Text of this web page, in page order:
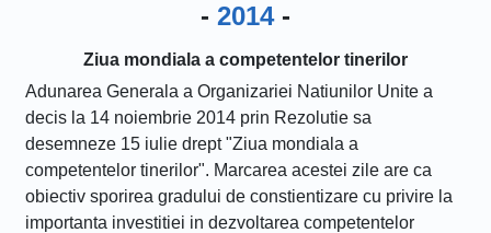
- 2014-
Ziua mondiala a competentelor tinerilor
Adunarea Generala a Organizariei Natiunilor Unite a
decis la 14 noiembrie 2014 prin Rezolutie sa
desemneze 15 iulie drept "Ziua mondiala a
competentelor tinerilor". Marcarea acestei zile are ca
obiectiv sporirea gradului de constientizare cu privire la
importanta investitiei in dezvoltarea competentelor